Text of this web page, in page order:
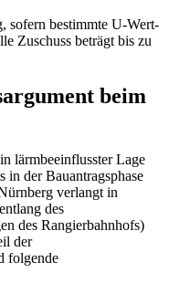
sofern bestimmte U-Wert-
Zuschuss beträgt bis zu
beim
lärmbeeinflusster Lage
in der Bauantragsphase
verlangt in
des
des Rangierbahnhofs)
der
folgende